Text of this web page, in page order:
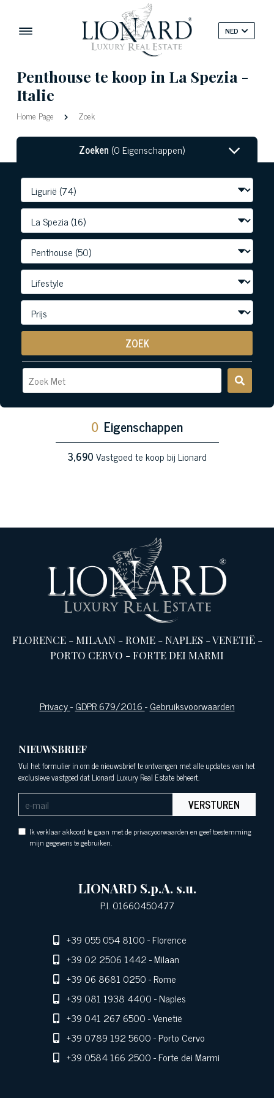
NED
Penthouse te koop in La Spezia -
Italie
Home Page Zoek
Zoeken (0 Eigenschappen)
ZOEK
0 Eigenschappen
3,690Vastgoed te koop bij Lionard
FLORENCE-MILAAN-ROME-NAPLES -VENETIË-
PORTO CERVO -FORTE DEI MARMI
Privacy-GDPR 679/2016-Gebruiksvoorwaarden
NIEUWSBRIEF
Vul het formulier in om de nieuwsbrief te ontvangen met alle updates van het
exclusieve vastgoed dat Lionard Luxury Real Estate beheert.
VERSTUREN
Ik verklaar akkoord te gaan met de privacyoorwaarden en geef toestemming
mijn gegevens te gebruiken.
LIONARD S.p.A. s.u.
P.I. 01660450477
+39 055 054 8100- Florence
+39 02 2506 1442- Milaan
+39 06 8681 0250- Rome
+39 081 1938 4400- Naples
+39 041 267 6500- Venetië
+39 0789 192 5600- Porto Cervo
+39 0584 166 2500- Forte dei Marmi